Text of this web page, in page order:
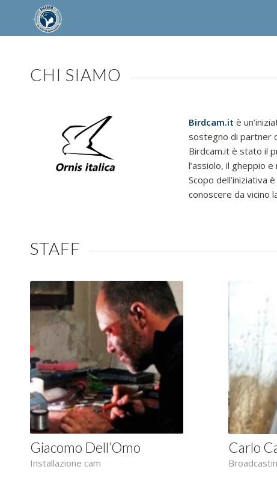
CHI SIAMO
Birdcam.it è
sostegno di partner
Birdcam.it è stato il
l’assiolo, il gheppio
Scopo dell’iniziativa
conoscere da vicino
STAFF
Giacomo Dell’Omo
Installazione cam
Carlo